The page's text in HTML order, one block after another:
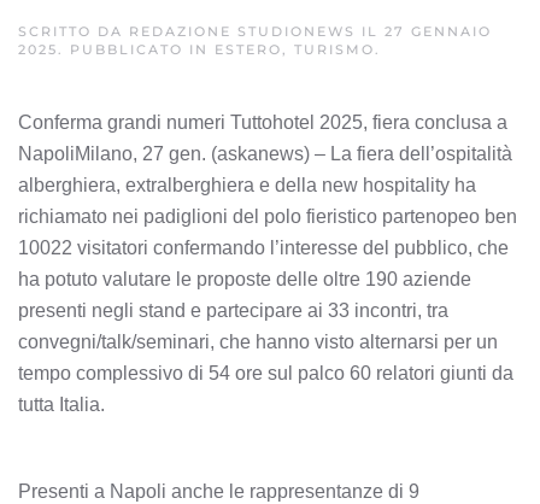
SCRITTO DA REDAZIONE STUDIONEWS IL 27 GENNAIO
2025. PUBBLICATO IN ESTERO, TURISMO.
Conferma grandi numeri Tuttohotel 2025, fiera conclusa a
NapoliMilano, 27 gen. (askanews) – La fiera dell’ospitalità
alberghiera, extralberghiera e della new hospitality ha
richiamato nei padiglioni del polo fieristico partenopeo ben
10022 visitatori confermando l’interesse del pubblico, che
ha potuto valutare le proposte delle oltre 190 aziende
presenti negli stand e partecipare ai 33 incontri, tra
convegni/talk/seminari, che hanno visto alternarsi per un
tempo complessivo di 54 ore sul palco 60 relatori giunti da
tutta Italia.
Presenti a Napoli anche le rappresentanze di 9